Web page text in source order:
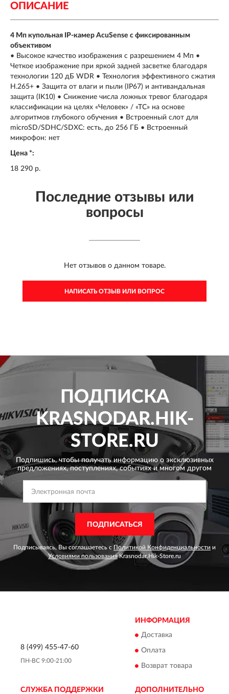
ОПИСАНИЕ
4 Мп купольная IP-камер AcuSense с фиксированным
объективом
• Высокое качество изображения с разрешением 4 Мп •
Четкое изображение при яркой задней засветке благодаря
технологии 120 дБ WDR • Технология эффективного сжатия
H.265+ • Защита от влаги и пыли (IP67) и антивандальная
защита (IK10) • Снижение числа ложных тревог благодаря
классификации на целях «Человек» / «ТС» на основе
алгоритмов глубокого обучения • Встроенный слот для
microSD/SDHC/SDXC: есть, до 256 ГБ • Встроенный
микрофон: нет
Цена *:
18 290 р.
Последние отзывы или
вопросы
Нет отзывов о данном товаре.
НАПИСАТЬ ОТЗЫВ ИЛИ ВОПРОС
ПОДПИСКА
KRASNODAR.HIK-
STORE.RU
Подпишись, чтобы получать информацию о эксклюзивных
предложениях,поступлениях, событиях и многом другом
ПОДПИСАТЬСЯ
Подписываясь, Вы соглашаетесь с Политикой Конфиденциальности и
Условиями пользованияKrasnodar.Hik-Store.ru
8 (499) 455-47-60
ПН-ВС 9:00-21:00
ИНФОРМАЦИЯ
Доставка
Оплата
Возврат товара
СЛУЖБА ПОДДЕРЖКИ ДОПОЛНИТЕЛЬНО